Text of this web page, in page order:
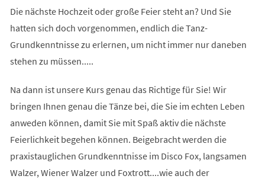
Die nächste Hochzeit oder große Feier steht an? Und Sie
hatten sich doch vorgenommen, endlich die Tanz-
Grundkenntnisse zu erlernen, um nicht immer nur daneben
stehen zu müssen.....
Na dann ist unsere Kurs genau das Richtige für Sie! Wir
bringen Ihnen genau die Tänze bei, die Sie im echten Leben
anweden können, damit Sie mit Spaß aktiv die nächste
Feierlichkeit begehen können. Beigebracht werden die
praxistauglichen Grundkenntnisse im Disco Fox, langsamen
Walzer, Wiener Walzer und Foxtrott....wie auch der